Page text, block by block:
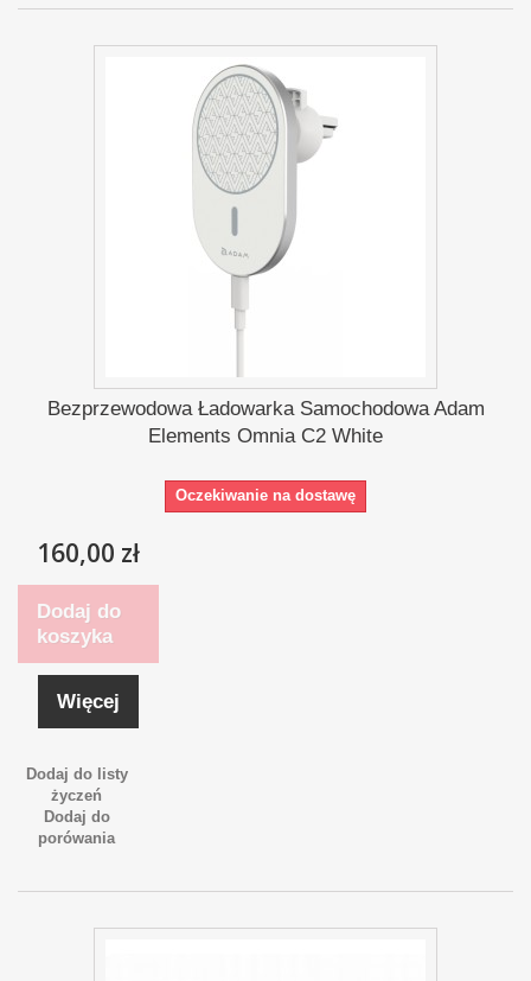
Bezprzewodowa Ładowarka Samochodowa Adam
Elements Omnia C2 White
Oczekiwanie na dostawę
160,00 zł
Dodaj do
koszyka
Więcej
Dodaj do listy
życzeń
Dodaj do
porówania